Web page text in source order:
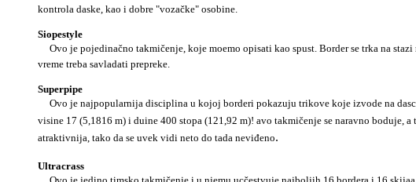
kontrola daske, kao i dobre "vozačke" osobine.
Siopestyle
Ovo je pojedinačno takmičenje, koje moemo opisati kao spust. Border se trka na
vreme treba savladati prepreke.
Superpipe
Ovo je najpopularnija disciplina u kojoj borderi pokazuju trikove koje izvode na
visine 17 (5,1816 m) i duine 400 stopa (121,92 m)! avo takmičenje se naravno boduje,
atraktivnija, tako da se uvek vidi neto do tada neviđeno.
Ultracrass